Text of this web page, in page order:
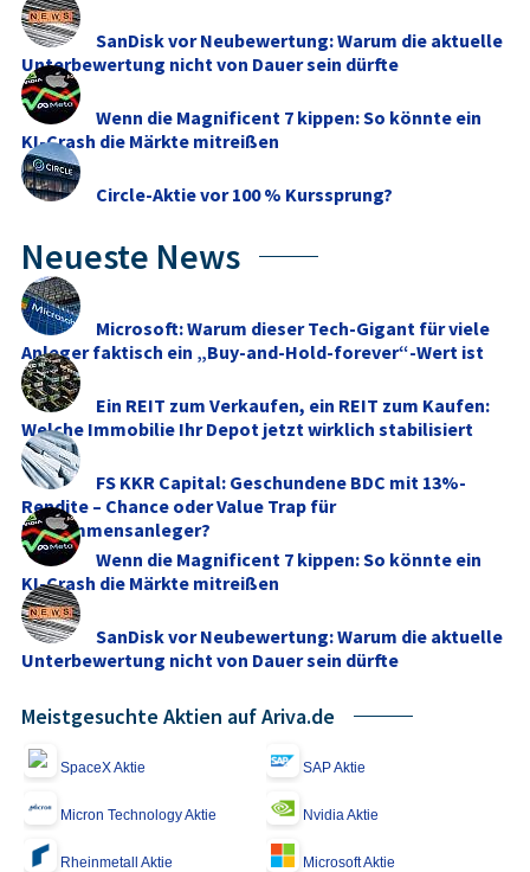
SanDisk vor Neubewertung: Warum die aktuelle
Unterbewertung nicht von Dauer sein dürfte
Wenn die Magnificent 7 kippen: So könnte ein
KI-Crash die Märkte mitreißen
Circle-Aktie vor 100 % Kurssprung?
Neueste News
Microsoft: Warum dieser Tech-Gigant für viele
Anleger faktisch ein „Buy-and-Hold-forever“-Wert ist
Ein REIT zum Verkaufen, ein REIT zum Kaufen:
Welche Immobilie Ihr Depot jetzt wirklich stabilisiert
FS KKR Capital: Geschundene BDC mit 13%-
Rendite – Chance oder Value Trap für
Einkommensanleger?
Wenn die Magnificent 7 kippen: So könnte ein
KI-Crash die Märkte mitreißen
SanDisk vor Neubewertung: Warum die aktuelle
Unterbewertung nicht von Dauer sein dürfte
Meistgesuchte Aktien auf Ariva.de
SpaceX Aktie SAP Aktie
Micron Technology Aktie Nvidia Aktie
Rheinmetall Aktie Microsoft Aktie